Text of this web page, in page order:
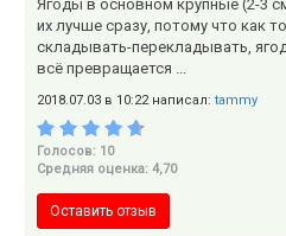
Ягоды в основном крупные (2-3
их лучше сразу, потому что как
складывать-перекладывать,
всё превращается ...
2018.07.03 в 10:22 написал: tammy
Голосов: 10
Средняя оценка: 4,70
Оставить отзыв